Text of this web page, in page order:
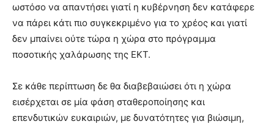
ωστόσο να απαντήσει γιατί η κυβέρνηση δεν κατάφερε
να πάρει κάτι πιο συγκεκριμένο για το χρέος και γιατί
δεν μπαίνει ούτε τώρα η χώρα στο πρόγραμμα
ποσοτικής χαλάρωσης της ΕΚΤ.
Σε κάθε περίπτωση δε θα διαβεβαιώσει ότι η χώρα
εισέρχεται σε μία φάση σταθεροποίησης και
επενδυτικών ευκαιριών, με δυνατότητες για βιώσιμη,